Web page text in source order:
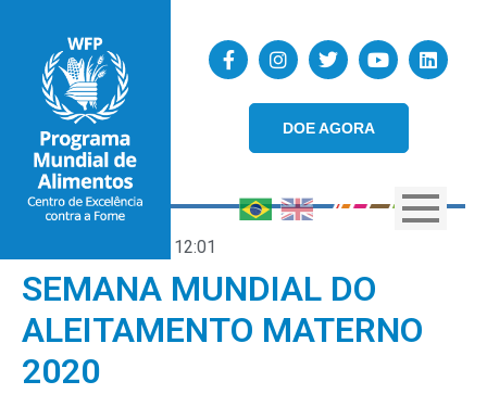
DOE AGORA
12:01
SEMANA MUNDIAL DO
ALEITAMENTO MATERNO
2020